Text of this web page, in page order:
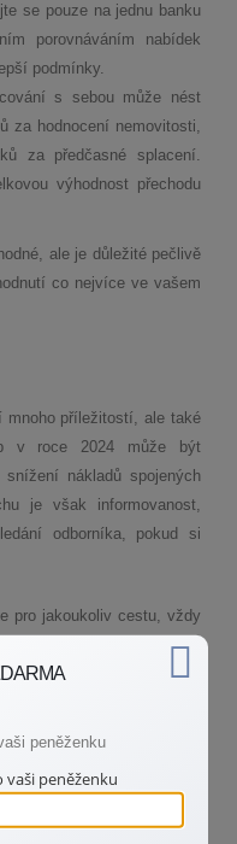
se pouze na jednu banku
porovnáváním nabídek
podmínky.
s sebou může nést
za hodnocení nemovitosti,
za předčasné splacení.
výhodnost přechodu
ale je důležité pečlivě
co nejvíce ve vašem
mnoho příležitostí, ale také
v roce 2024 může být
nákladů spojených
je však informovanost,
odborníka, pokud si
pro jakoukoliv cestu, vždy
na vaše finanční cíle
nebo potřebujete pomoci
může ušetřit nejen peníze,
peněženku